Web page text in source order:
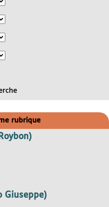
rubrique
Giuseppe)